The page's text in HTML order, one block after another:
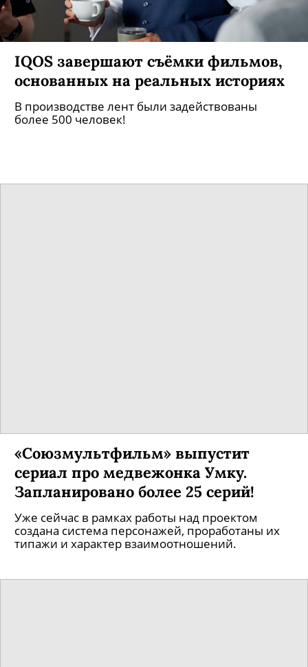
Почему все любят Кристофера
Нолана? Тест на знание фильмов
режиссера
IQOS завершают съёмки фильмов,
основанных на реальных историях
В производстве лент были задействованы
более 500 человек!